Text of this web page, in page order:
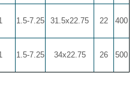
1.5-7.25 31.5x22.75 22 400
1.5-7.25 34x22.75 26 500